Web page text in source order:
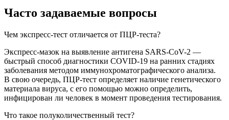
Часто задаваемые вопросы
Чем экспресс-тест отличается от ПЦР-теста?
Экспресс-мазок на выявление антигена SARS-CoV-2 —
быстрый способ диагностики COVID-19 на ранних стадиях
заболевания методом иммунохроматографического анализа.
В свою очередь, ПЦР-тест определяет наличие генетического
материала вируса, с его помощью можно определить,
инфицирован ли человек в момент проведения тестирования.
Что такое полуколичественный тест?